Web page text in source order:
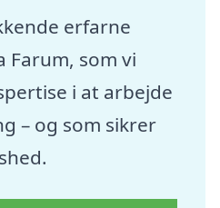
erfarne
som vi
i at arbejde
– og som sikrer